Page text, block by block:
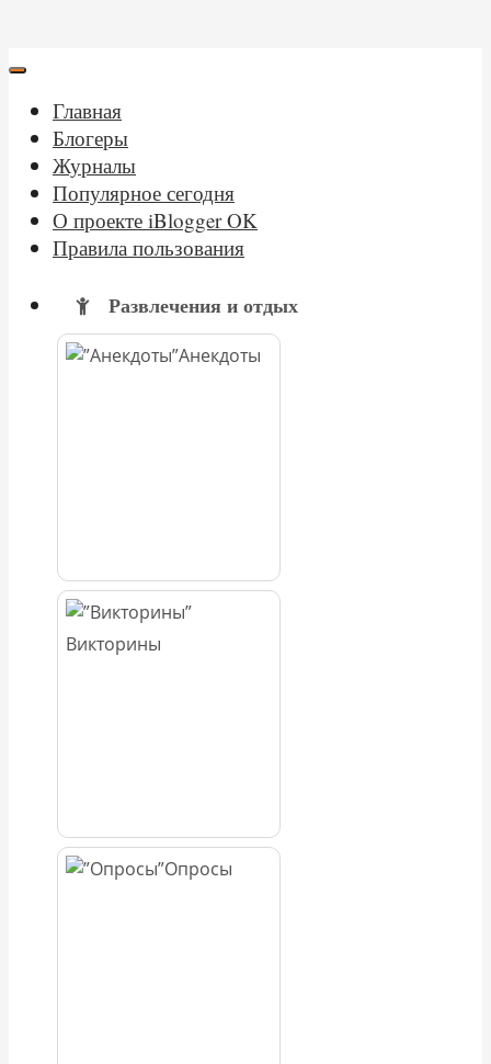
Главная
Блогеры
Журналы
Популярное сегодня
О проекте iBlogger OK
Правила пользования
Развлечения и отдых
Анекдоты
Викторины
Опросы